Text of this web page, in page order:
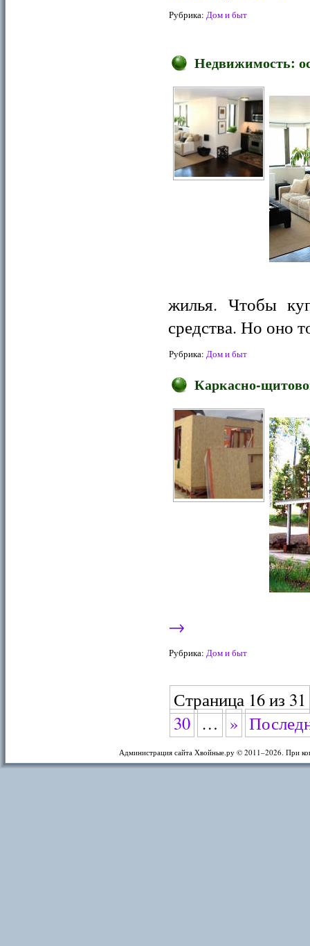
Рубрика: Дом и быт
Недвижимость:
жилья. Чтобы
средства. Но оно
Рубрика: Дом и быт
Каркасно-
→
Рубрика: Дом и быт
Страница 16 из 31
30 … »
Администрация сайта Хвойные.ру © 2011–2026. При